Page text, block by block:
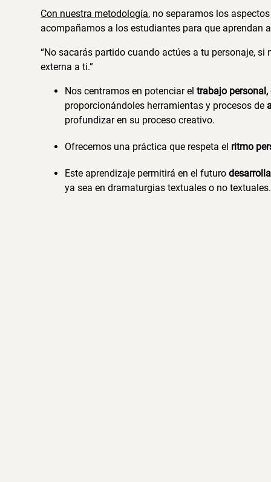
Con nuestra metodología, no separamos los
acompañamos a los estudiantes para que aprendan
“No sacarás partido cuando actúes a tu personaje,
externa a ti.”
Nos centramos en potenciar eltrabajo
proporcionándoles herramientas y procesos de
profundizar en su proceso creativo.
Ofrecemos una práctica que respeta el ritmo
Este aprendizaje permitirá en el futuro
ya sea en dramaturgias textuales o no textuales.